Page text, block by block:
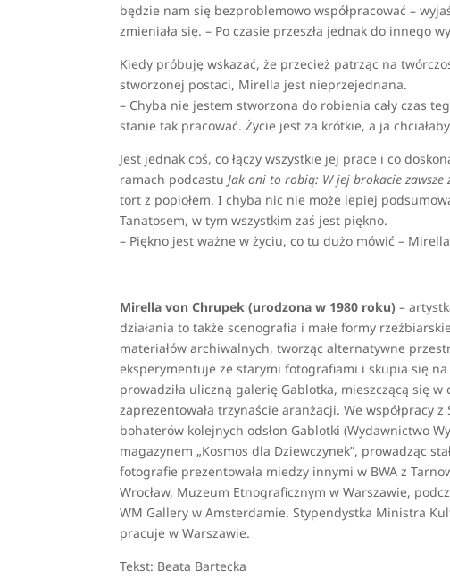
będzie nam się bezproblemowo współpracować –
zmieniała się. – Po czasie przeszła jednak do innego
Kiedy próbuję wskazać, że przecież patrząc na
stworzonej postaci, Mirella jest nieprzejednana.
– Chyba nie jestem stworzona do robienia cały czas
stanie tak pracować. Życie jest za krótkie, a ja
Jest jednak coś, co łączy wszystkie jej prace i co
ramach podcastu Jak oni to robią: W jej brokacie
tort z popiołem. I chyba nic nie może lepiej
Tanatosem, w tym wszystkim zaś jest piękno.
– Piękno jest ważne w życiu, co tu dużo mówić –
Mirella von Chrupek (urodzona w 1980 roku) –
działania to także scenografia i małe formy
materiałów archiwalnych, tworząc alternatywne
eksperymentuje ze starymi fotografiami i skupia się
prowadziła uliczną galerię Gablotka, mieszczącą się
zaprezentowała trzynaście aranżacji. We współpracy
bohaterów kolejnych odsłon Gablotki (Wydawnictwo
magazynem „Kosmos dla Dziewczynek”, prowadząc
fotografie prezentowała miedzy innymi w BWA z
Wrocław, Muzeum Etnograficznym w Warszawie,
WM Gallery w Amsterdamie. Stypendystka Ministra
pracuje w Warszawie.
Tekst: Beata Bartecka